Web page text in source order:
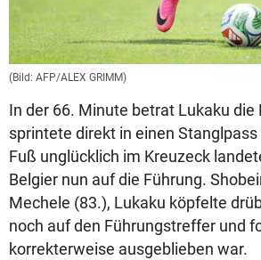
(Bild: AFP/ALEX GRIMM)
In der 66. Minute betrat Lukaku
sprintete direkt in einen
Fuß unglücklich im Kreuzeck
Belgier nun auf die Führung.
Mechele (83.), Lukaku köpfelte
noch auf den Führungstreffer und
korrekterweise ausgeblieben war.